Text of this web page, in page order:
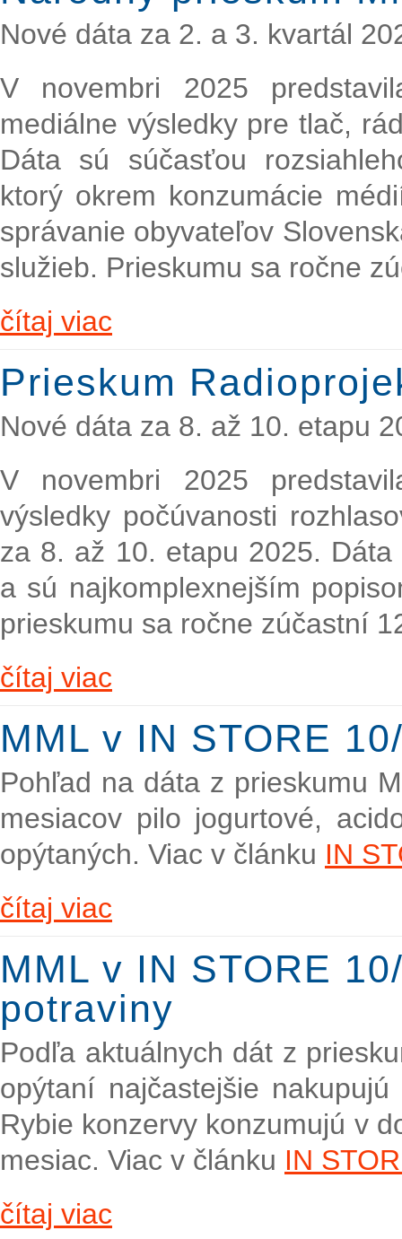
Nové dáta za 2. a 3. kvartál
V novembri 2025
mediálne výsledky pre tlač,
Dáta sú súčasťou
ktorý okrem konzumácie
správanie obyvateľov
služieb. Prieskumu sa ročne
čítaj viac
Prieskum
Nové dáta za 8. až 10. etapu
V novembri 2025
výsledky počúvanosti
za 8. až 10. etapu 2025.
a sú najkomplexnejším
prieskumu sa ročne zúčastní
čítaj viac
MML v IN STORE
Pohľad na dáta z prieskumu
mesiacov pilo jogurtové,
opýtaných. Viac v článku IN
čítaj viac
MML v IN STORE
potraviny
Podľa aktuálnych dát z
opýtaní najčastejšie
Rybie konzervy konzumujú v
mesiac. Viac v článku IN
čítaj viac